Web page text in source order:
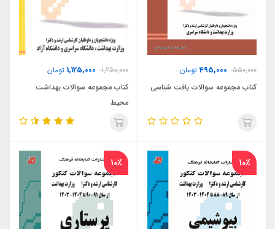
550,000
495,000تومان
کتاب مجموعه سوالات بافت شناسی
1,250,000
1,125,000 تومان
کتاب مجموعه سوالات بهداشت
محیط
10٪ 10٪